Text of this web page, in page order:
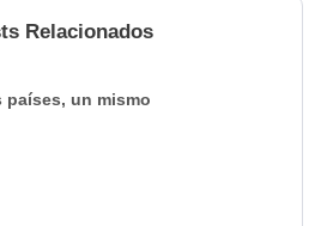
Relacionados
países, un mismo